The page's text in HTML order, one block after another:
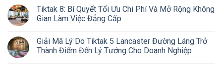
Tiktak 8: Bí Quyết Tối Ưu Chi Phí Và Mở Rộng Không
Gian Làm Việc Đẳng Cấp
Giải Mã Lý Do Tiktak 5 Lancaster Đường Láng Trở
Thành Điểm Đến Lý Tưởng Cho Doanh Nghiệp